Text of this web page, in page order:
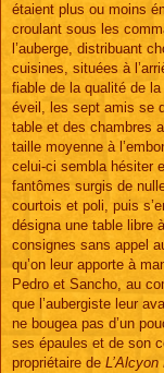
étaient plus ou moins
croulant sous les
l’auberge, distribuant
cuisines, situées à
fiable de la qualité de
éveil, les sept amis se
table et des chambres
taille moyenne à
celui-ci sembla hésiter
fantômes surgis de
courtois et poli, puis
désigna une table libre
consignes sans appel
qu’on leur apporte à
Pedro et Sancho, au
que l’aubergiste leur
ne bougea pas d’un
ses épaules et de son
propriétaire de L’Alcyon